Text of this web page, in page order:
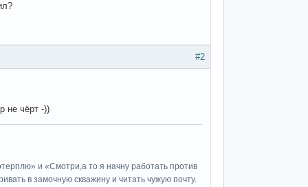
#2
не чёрт -))
и «Cмотри,а то я начну работать против
в замочную скважину и читать чужую почту.